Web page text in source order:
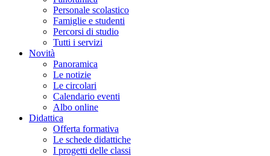
Personale scolastico
Famiglie e studenti
Percorsi di studio
Tutti i servizi
Novità
Panoramica
Le notizie
Le circolari
Calendario eventi
Albo online
Didattica
Offerta formativa
Le schede didattiche
I progetti delle classi